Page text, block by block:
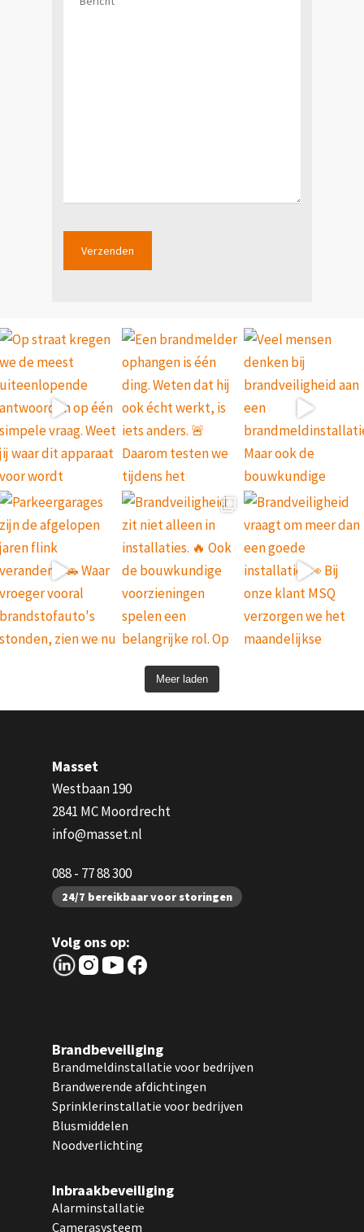
Meer laden
Masset
Westbaan 190
2841 MC Moordrecht
info@masset.nl
088 - 77 88 300
24/7 bereikbaar voor storingen
Volg ons op:
Brandbeveiliging
Brandmeldinstallatie voor bedrijven
Brandwerende afdichtingen
Sprinklerinstallatie voor bedrijven
Blusmiddelen
Noodverlichting
Inbraakbeveiliging
Alarminstallatie
Camerasysteem